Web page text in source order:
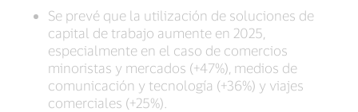
Se prevé que la utilización de soluciones de
capital de trabajo aumente en 2025,
especialmente en el caso de comercios
minoristas y mercados (+47%), medios de
comunicación y tecnología (+36%) y viajes
comerciales (+25%).